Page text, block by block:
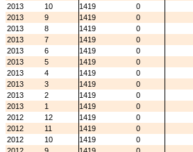
2013
10 1419
0
2013
9 1419
0
2013
8 1419
0
2013
7 1419
0
2013
6 1419
0
2013
5 1419
0
2013
4 1419
0
2013
3 1419
0
2013
2 1419
0
2013
1 1419
0
2012
12 1419
0
2012
11 1419
0
2012
10 1419
0